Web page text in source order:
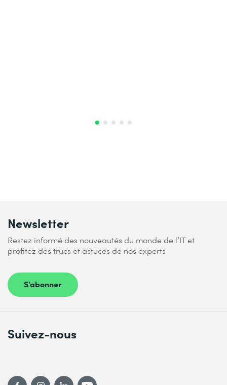
Newsletter
Restez informé des nouveautés du monde de l’IT et
profitez des trucs et astuces de nos experts
S’abonner
Suivez-nous